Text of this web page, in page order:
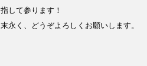
指して参ります！
末永く、どうぞよろしくお願いします。